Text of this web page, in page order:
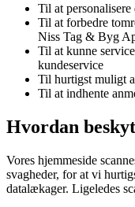
Til at
Til at forbedre
Niss Tag & Byg
Til at kunne
kundeservice
Til hurtigst muligt
Til at indhente
Hvordan
Vores hjemmeside
svagheder, for at vi
datalækager. Ligeledes